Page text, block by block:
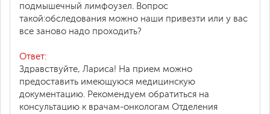
подмышечный лимфоузел. Вопрос
такой:обследования можно наши привезти или у вас
все заново надо проходить?
Ответ:
Здравствуйте, Лариса! На прием можно
предоставить имеющуюся медицинскую
документацию. Рекомендуем обратиться на
консультацию к врачам-онкологам Отделения